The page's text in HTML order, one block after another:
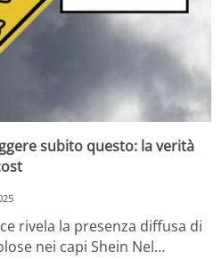
subito questo: la verità
rivela la presenza diffusa di
nei capi Shein Nel…